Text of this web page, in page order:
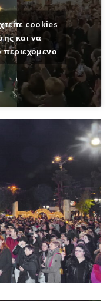
cookies
και να
περιεχόμενο